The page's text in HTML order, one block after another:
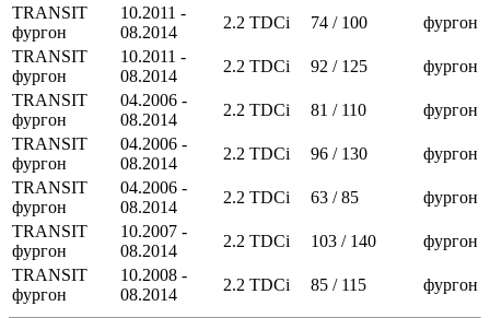
TRANSIT
фургон
10.2011 -
08.2014
2.2 TDCi 74 / 100
фургон
TRANSIT
фургон
10.2011 -
08.2014
2.2 TDCi 92 / 125
фургон
TRANSIT
фургон
04.2006 -
08.2014
2.2 TDCi 81 / 110
фургон
TRANSIT
фургон
04.2006 -
08.2014
2.2 TDCi 96 / 130
фургон
TRANSIT
фургон
04.2006 -
08.2014
2.2 TDCi 63 / 85
фургон
TRANSIT
фургон
10.2007 -
08.2014
2.2 TDCi 103 / 140
фургон
TRANSIT
фургон
10.2008 -
08.2014
2.2 TDCi 85 / 115 фургон